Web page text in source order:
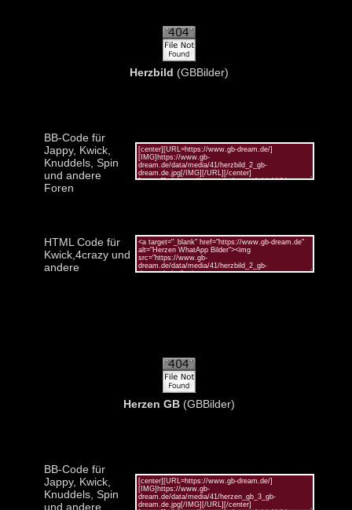
Herzbild (GBBilder)
BB-Code für
Jappy, Kwick,
Knuddels, Spin
und andere
Foren
HTML Code für
Kwick,4crazy und
andere
Herzen GB(GBBilder)
BB-Code für
Jappy, Kwick,
Knuddels, Spin
und andere